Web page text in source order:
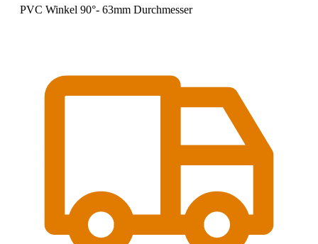
PVC Winkel 90°- 63mm Durchmesser